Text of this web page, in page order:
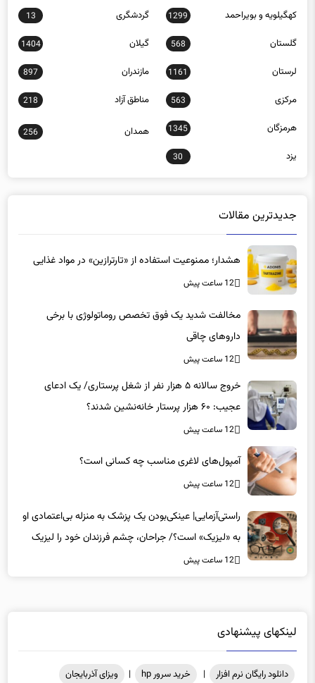
کهگیلویه و بویراحمد 1299 گردشگری 13
گلستان 568 گیلان 1404
لرستان 1161 مازندران 897
مرکزی 563 مناطق آزاد 218
هرمزگان 1345 همدان 256
یزد 30
جدیدترین مقالات
هشدار؛ ممنوعیت استفاده از «تارترازین» در مواد غذایی
12 ساعت پیش
مخالفت شدید یک فوق تخصص روماتولوژی با برخی
داروهای چاقی
12 ساعت پیش
خروج سالانه ۵ هزار نفر از شغل پرستاری/ یک ادعای
عجیب: ۶۰ هزار پرستار خانه‌نشین شدند؟
12 ساعت پیش
آمپول‌های لاغری مناسب چه کسانی است؟
12 ساعت پیش
راستی‌آزمایی| عینکی‌بودن یک پزشک به منزله بی‌اعتمادی او
به «لیزیک» است؟/ جراحان، چشم فرزندان خود را لیزیک
می‌کنند؟
12 ساعت پیش
لینکهای پیشنهادی
دانلود رایگان نرم افزار | خرید سرور hp | ویزای آذربایجان